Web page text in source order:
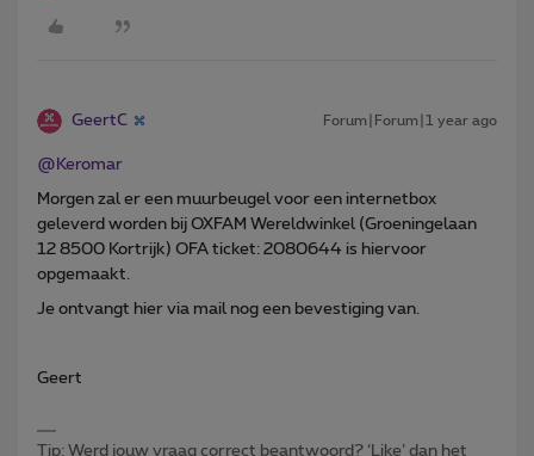
GeertC Forum|Forum|1 year ago
@Keromar
Morgen zal er een muurbeugel voor een internetbox
geleverd worden bij OXFAM Wereldwinkel (Groeningelaan
12 8500 Kortrijk) OFA ticket: 2080644 is hiervoor
opgemaakt.
Je ontvangt hier via mail nog een bevestiging van.
Geert
Tip: Werd jouw vraag correct beantwoord? ‘Like’ dan het